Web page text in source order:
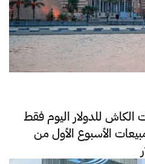
للدولار اليوم فقط
ومبيعات الأسبوع الأول من